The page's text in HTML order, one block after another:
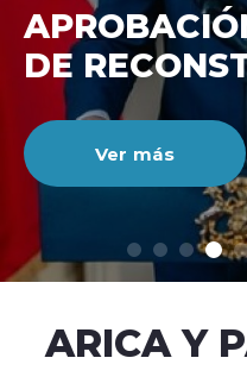
modo
DE
NACIONAL
Ver más
ARICA Y